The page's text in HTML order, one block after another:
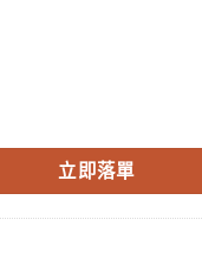
立即落單